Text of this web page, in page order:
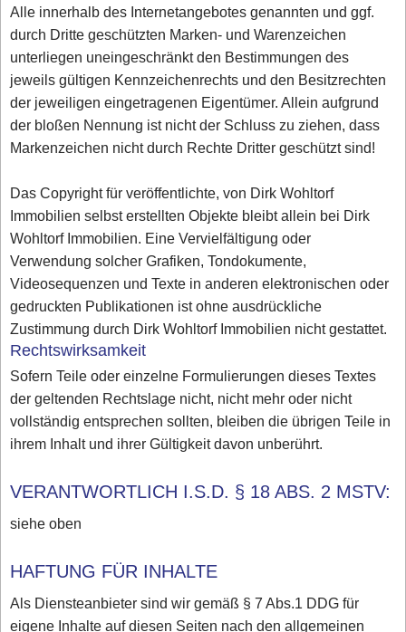
Alle innerhalb des Internetangebotes genannten und ggf.
durch Dritte geschützten Marken- und Warenzeichen
unterliegen uneingeschränkt den Bestimmungen des
jeweils gültigen Kennzeichenrechts und den Besitzrechten
der jeweiligen eingetragenen Eigentümer. Allein aufgrund
der bloßen Nennung ist nicht der Schluss zu ziehen, dass
Markenzeichen nicht durch Rechte Dritter geschützt sind!
Das Copyright für veröffentlichte, von Dirk Wohltorf
Immobilien selbst erstellten Objekte bleibt allein bei Dirk
Wohltorf Immobilien. Eine Vervielfältigung oder
Verwendung solcher Grafiken, Tondokumente,
Videosequenzen und Texte in anderen elektronischen oder
gedruckten Publikationen ist ohne ausdrückliche
Zustimmung durch Dirk Wohltorf Immobilien nicht gestattet.
Rechtswirksamkeit
Sofern Teile oder einzelne Formulierungen dieses Textes
der geltenden Rechtslage nicht, nicht mehr oder nicht
vollständig entsprechen sollten, bleiben die übrigen Teile in
ihrem Inhalt und ihrer Gültigkeit davon unberührt.
VERANTWORTLICH I.S.D. § 18 ABS. 2 MSTV:
siehe oben
HAFTUNG FÜR INHALTE
Als Diensteanbieter sind wir gemäß § 7 Abs.1 DDG für
eigene Inhalte auf diesen Seiten nach den allgemeinen